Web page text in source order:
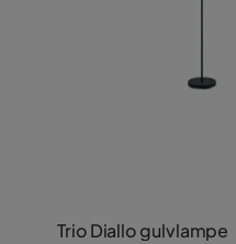
Trio Diallo gulvlampe